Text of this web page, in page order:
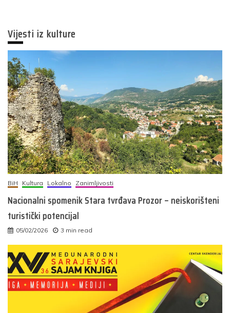
Vijesti iz kulture
BiH Kultura Lokalno Zanimljivosti
Nacionalni spomenik Stara tvrđava Prozor – neiskorišteni
turistički potencijal
05/02/2026 3 min read